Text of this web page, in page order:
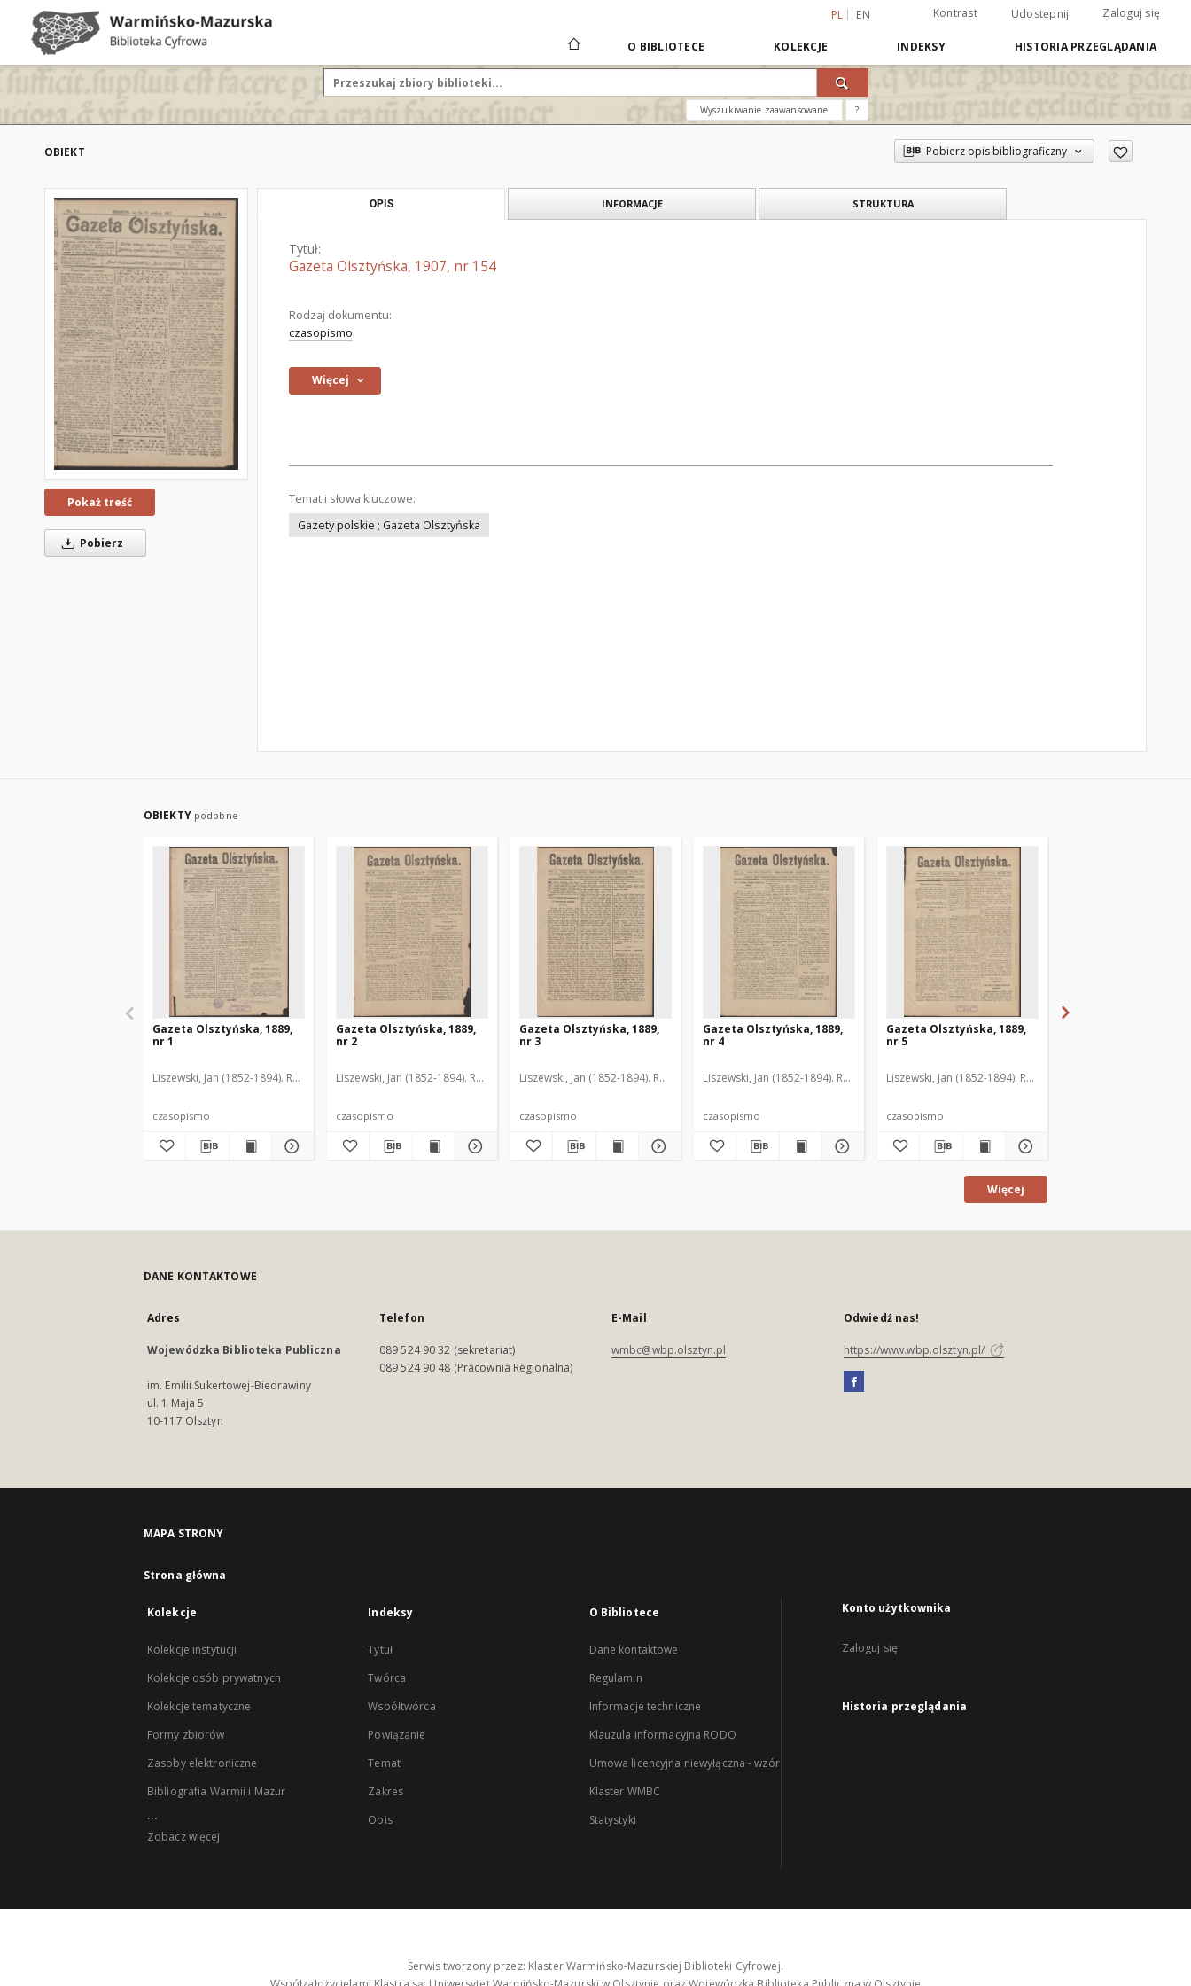
PL EN Kontrast Udostępnij Zaloguj się
O BIBLIOTECE KOLEKCJE INDEKSY HISTORIA PRZEGLĄDANIA
Wyszukiwanie zaawansowane ?
OBIEKT Pobierz opis bibliograficzny
Pokaż treść
Pobierz
OPIS INFORMACJE STRUKTURA
Tytuł:
Gazeta Olsztyńska, 1907, nr 154
Rodzaj dokumentu:
czasopismo
Więcej
Temat i słowa kluczowe:
Gazety polskie ; Gazeta Olsztyńska
OBIEKTY podobne
Gazeta Olsztyńska, 1889,
nr 1
Liszewski, Jan (1852-1894). Red.
czasopismo
Gazeta Olsztyńska, 1889,
nr 2
Liszewski, Jan (1852-1894). Red.
czasopismo
Gazeta Olsztyńska, 1889,
nr 3
Liszewski, Jan (1852-1894). Red.
czasopismo
Gazeta Olsztyńska, 1889,
nr 4
Liszewski, Jan (1852-1894). Red.
czasopismo
Gazeta Olsztyńska, 1889,
nr 5
Liszewski, Jan (1852-1894). Red.
czasopismo
Więcej
DANE KONTAKTOWE
Adres
Wojewódzka Biblioteka Publiczna
im. Emilii Sukertowej-Biedrawiny
ul. 1 Maja 5
10-117 Olsztyn
Telefon
089 524 90 32 (sekretariat)
089 524 90 48 (Pracownia Regionalna)
E-Mail
wmbc@wbp.olsztyn.pl
Odwiedź nas!
https://www.wbp.olsztyn.pl/
MAPA STRONY
Strona główna
Kolekcje
Kolekcje instytucji
Kolekcje osób prywatnych
Kolekcje tematyczne
Formy zbiorów
Zasoby elektroniczne
Bibliografia Warmii i Mazur
...
Zobacz więcej
Indeksy
Tytuł
Twórca
Współtwórca
Powiązanie
Temat
Zakres
Opis
O Bibliotece
Dane kontaktowe
Regulamin
Informacje techniczne
Klauzula informacyjna RODO
Umowa licencyjna niewyłączna - wzór
Klaster WMBC
Statystyki
Konto użytkownika
Zaloguj się
Historia przeglądania
Serwis tworzony przez: Klaster Warmińsko-Mazurskiej Biblioteki Cyfrowej.